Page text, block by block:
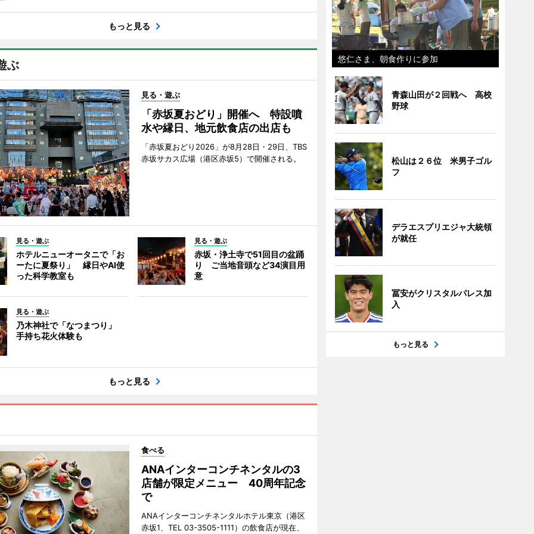
もっと見る
ぶ
見る・遊ぶ
「赤坂夏おどり」開催へ 特設噴
水や縁日、地元飲食店の出店も
「赤坂夏おどり2026」が8月28日・29日、TBS
赤坂サカス広場（港区赤坂5）で開催される。
見る・遊ぶ
ホテルニューオータニで「お
ーたに夏祭り」 縁日やAI使
った科学教室も
見る・遊ぶ
赤坂・浄土寺で51回目の盆踊
り ご当地音頭など34演目用
意
見る・遊ぶ
乃木神社で「なつまつり」
手持ち花火体験も
もっと見る
食べる
ANAインターコンチネンタルの3
店舗が限定メニュー 40周年記念
で
ANAインターコンチネンタルホテル東京（港区
赤坂1、TEL 03-3505-1111）の飲食店が現在、
悠仁さま、朝食作りに参加
青森山田が２回戦へ 高校
野球
松山は２６位 米男子ゴル
フ
デラエスプリエジャ大統領
が就任
冨安がクリスタルパレス加
入
もっと見る